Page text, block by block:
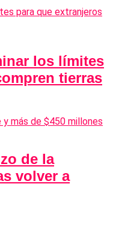
los límites
tierras
de la
volver a